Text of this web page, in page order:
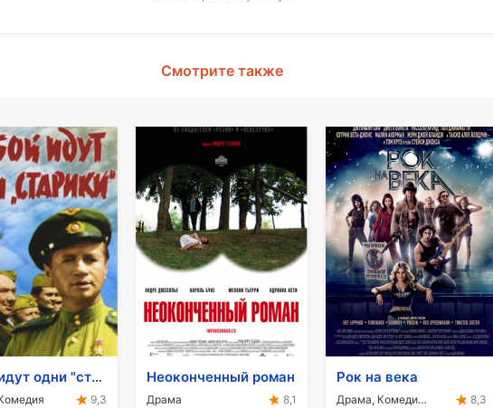
Смотрите также
В бой идут одни "старики"
9,3
Неоконченный роман
Драма
8,1
Рок на века
Драма, Комедия, Мелодрама
8,3